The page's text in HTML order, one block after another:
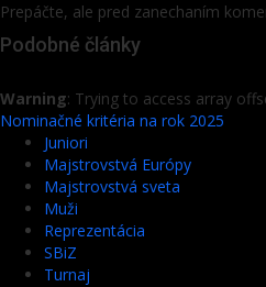
Prepáčte, ale pred zanechaním
Podobné články
Warning: Trying to access array
Nominačné kritéria na rok 2025
Juniori
Majstrovstvá Európy
Majstrovstvá sveta
Muži
Reprezentácia
SBiZ
Turnaj